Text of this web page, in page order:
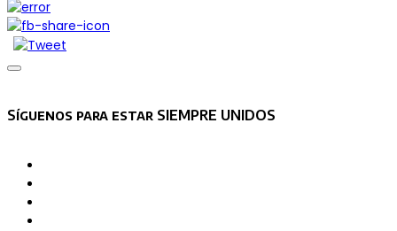
Asides
Síguenos para estar SIEMPRE UNIDOS